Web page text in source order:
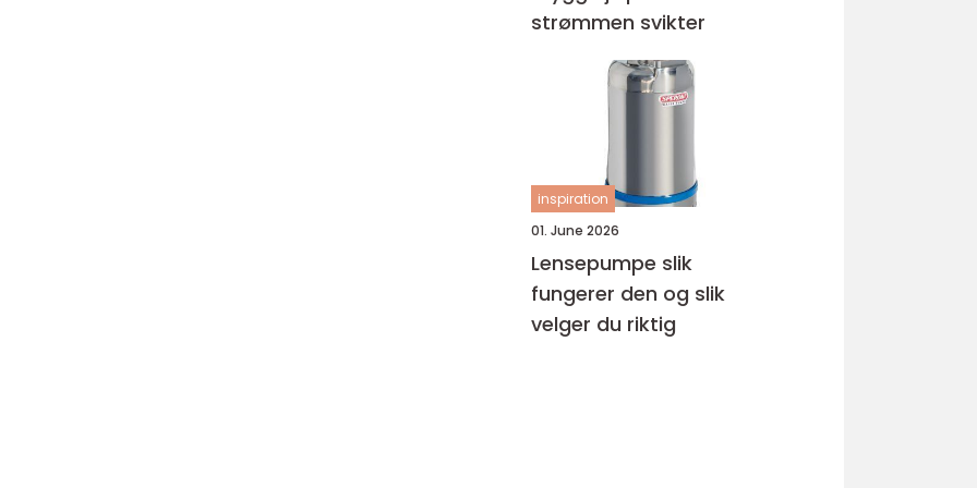
strømmen svikter
inspiration
01. June 2026
Lensepumpe slik
fungerer den og slik
velger du riktig